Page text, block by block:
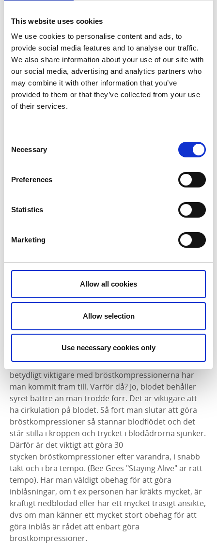
This website uses cookies
We use cookies to personalise content and ads, to
provide social media features and to analyse our traffic.
We also share information about your use of our site with
our social media, advertising and analytics partners who
may combine it with other information that you’ve
provided to them or that they’ve collected from your use
of their services.
Selection
Necessary
Preferences
Statistics
Marketing
Allow all cookies
Allow selection
Use necessary cookies only
- Investera alltid tiden att ringa SOS Alarm, för de är
mästare på att ta hand om olyckor, vi andra är bara
lekmän som ska göra så gott vi kan. Vi ska inte bli
sjukvårdspersonal eller ambulansförare (om du inte
har utbildningen). Som lekmän ska och kan vi hjälpa
och underlätta för räddningstjänsten genom att hålla
andningsvägar rena, folk borta, passager fria och
kommer fram så snabbt och smidigt som möjligt.
Ändrade rutiner för pulskontroll från 2005
En annan sak Anders Block tog upp var att det finns
ett par ändrade rutiner som kan vara bra att känna till
sådan gäller pulskontrollen.
numera avråder man från det för att det tar för lång
tid. En ambulansförare eller sjukvårdsutbildare har
lätt för att kolla puls, men för lekmän tar det i regel
för lång tid. Istället är rådet att lyssna efter andning.
Om personen inte andas eller har onormal,
oregelbunden andning startar vi hjärt- lungräddning.
Ändrade rutiner för bröstkompression och inblåsning
av fem inblåsningar och det har man ändrat nu till 30
bröstkompressioner och två inblåsningar. Det är
betydligt viktigare med bröstkompressionerna har
man kommit fram till. Varför då? Jo, blodet behåller
syret bättre än man trodde förr. Det är viktigare att
ha cirkulation på blodet. Så fort man slutar att göra
bröstkompressioner så stannar blodflödet och det
står stilla i kroppen och trycket i blodådrorna sjunker.
Därför är det viktigt att göra 30
stycken bröstkompressioner efter varandra, i snabb
takt och i bra tempo. (Bee Gees "Staying Alive" är rätt
tempo). Har man väldigt obehag för att göra
inblåsningar, om t ex personen har kräkts mycket, är
kraftigt nedblodad eller har ett mycket trasigt ansikte,
dvs om man känner ett mycket stort obehag för att
göra inblås är rådet att enbart göra
bröstkompressioner.